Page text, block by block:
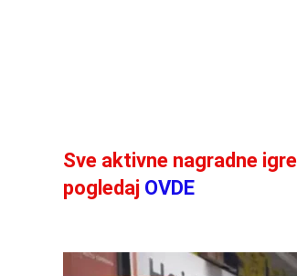
Sve aktivne nagradne igre
pogledaj OVDE